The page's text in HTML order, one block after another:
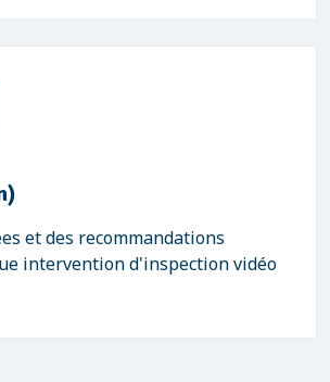
et des recommandations
intervention d'inspection vidéo